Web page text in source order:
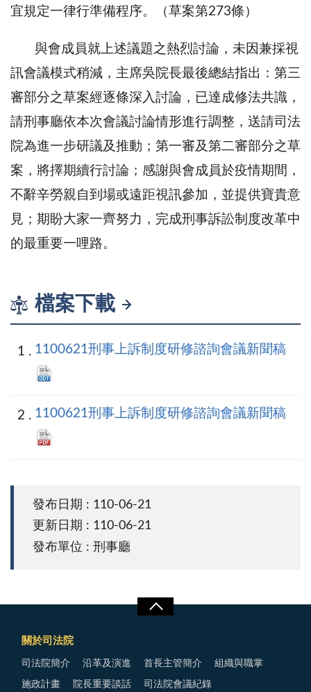
宜規定一律行準備程序。（草案第273條）
與會成員就上述議題之熱烈討論，未因兼採視
訊會議模式稍減，主席吳院長最後總結指出：第三
審部分之草案經逐條深入討論，已達成修法共識，
請刑事廳依本次會議討論情形進行調整，送請司法
院為進一步研議及推動；第一審及第二審部分之草
案，將擇期續行討論；感謝與會成員於疫情期間，
不辭辛勞親自到場或遠距視訊參加，並提供寶貴意
見；期盼大家一齊努力，完成刑事訴訟制度改革中
的最重要一哩路。
檔案下載
1100621刑事上訴制度研修諮詢會議新聞稿
1100621刑事上訴制度研修諮詢會議新聞稿
發布日期 : 110-06-21
更新日期 : 110-06-21
發布單位 : 刑事廳
關於司法院
司法院簡介 沿革及演進 首長主管簡介 組織與職掌
施政計畫 院長重要談話 司法院會議紀錄